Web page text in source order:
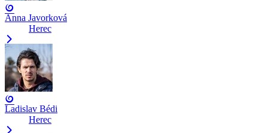
Anna Javorková
Herec
Ladislav Bédi
Herec